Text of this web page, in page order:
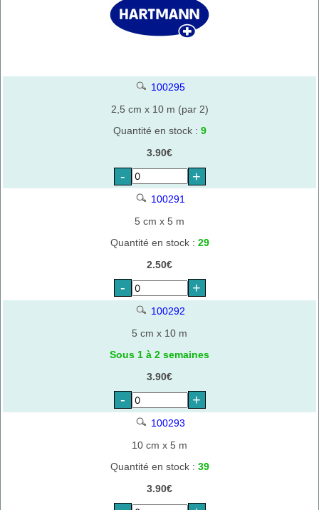
100295
2,5 cm x 10 m (par 2)
Quantité en stock : 9
3.90€
- +
100291
5 cm x 5 m
Quantité en stock : 29
2.50€
- +
100292
5 cm x 10 m
Sous 1 à 2 semaines
3.90€
- +
100293
10 cm x 5 m
Quantité en stock : 39
3.90€